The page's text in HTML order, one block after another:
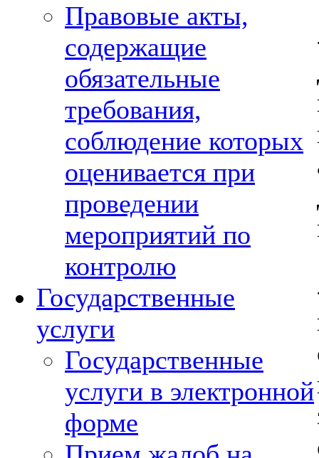
Правовые акты,
содержащие
обязательные
требования,
соблюдение которых
оценивается при
проведении
мероприятий по
контролю
Государственные
услуги
Государственные
услуги в электронной
форме